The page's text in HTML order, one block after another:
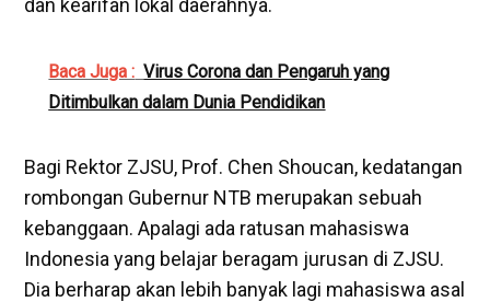
dan kearifan lokal daerahnya.
Baca Juga : Virus Corona dan Pengaruh yang
Ditimbulkan dalam Dunia Pendidikan
Bagi Rektor ZJSU, Prof. Chen Shoucan, kedatangan
rombongan Gubernur NTB merupakan sebuah
kebanggaan. Apalagi ada ratusan mahasiswa
Indonesia yang belajar beragam jurusan di ZJSU.
Dia berharap akan lebih banyak lagi mahasiswa asal